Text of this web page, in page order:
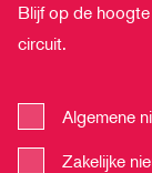
Blijf op de
circuit.
Algemene
Zakelijke